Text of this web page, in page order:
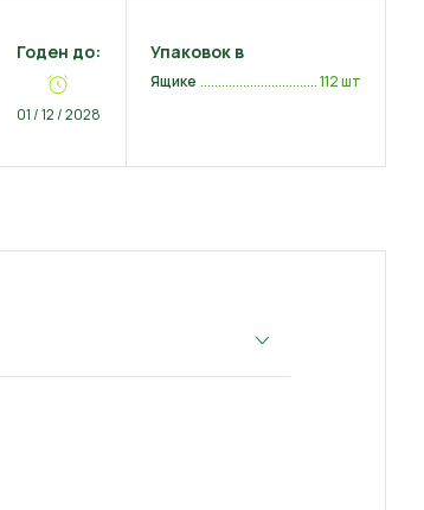
Годен до:
01 / 12 / 2028
Упаковок в
Ящике 112 шт